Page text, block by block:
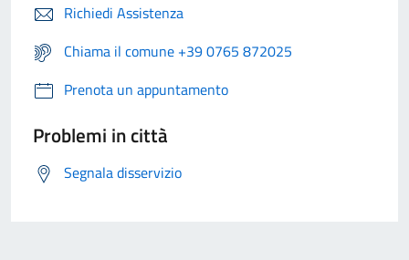
Richiedi Assistenza
Chiama il comune +39 0765 872025
Prenota un appuntamento
Problemi in città
Segnala disservizio